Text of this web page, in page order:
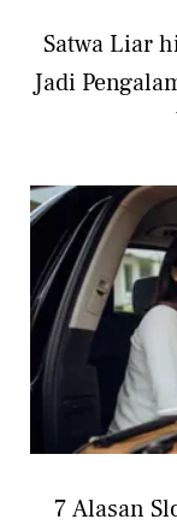
Satwa Liar
Jadi
7 Alasan